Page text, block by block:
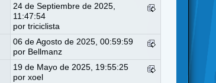
24 de Septiembre de 2025,
11:47:54
portriciclista
06 de Agosto de 2025, 00:59:59
por Bellmanz
19 de Mayo de 2025, 19:55:25
porxoel